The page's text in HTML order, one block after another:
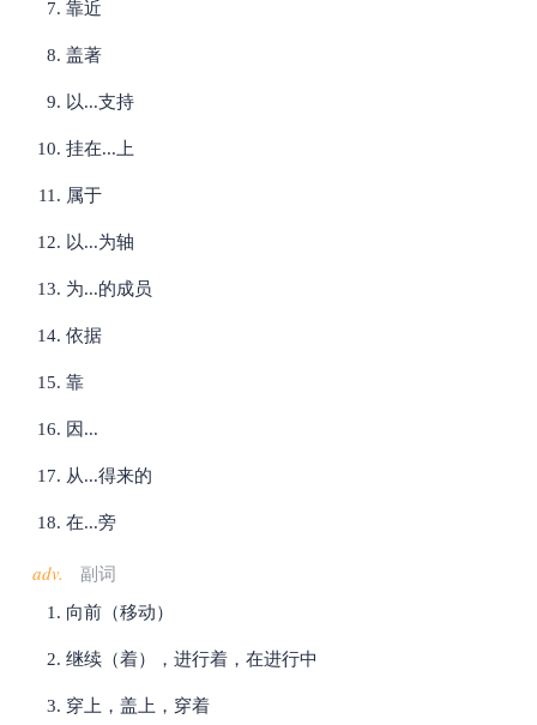
靠近
盖著
以...支持
挂在...上
属于
以...为轴
为...的成员
依据
靠
因...
从...得来的
在...旁
adv.
副词
向前（移动）
继续（着），进行着，在进行中
穿上，盖上，穿着